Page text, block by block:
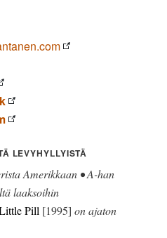
LEVYHYLLYISTÄ
Amerikkaan • A-han
laaksoihin
Pill [1995] on ajaton